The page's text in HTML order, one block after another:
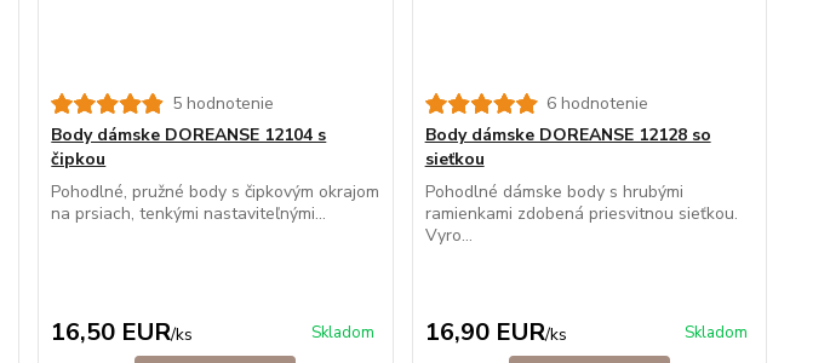
5 hodnotenie
Body dámske DOREANSE 12104 s
čipkou
Pohodlné, pružné body s čipkovým okrajom
na prsiach, tenkými nastaviteľnými...
16,50 EUR/ks Skladom
6 hodnotenie
Body dámske DOREANSE 12128 so
sieťkou
Pohodlné dámske body s hrubými
ramienkami zdobená priesvitnou sieťkou.
Vyro...
16,90 EUR/ks Skladom